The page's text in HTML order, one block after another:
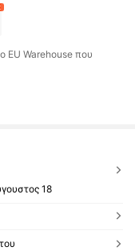
EU Warehouse που
18